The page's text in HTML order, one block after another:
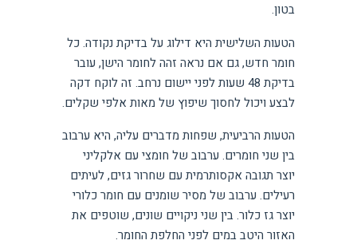
בטון.
הטעות השלישית היא דילוג על בדיקת נקודה. כל
חומר חדש, גם אם נראה זהה לחומר הישן, עובר
בדיקת 48 שעות לפני יישום נרחב. זה לוקח דקה
לבצע ויכול לחסוך שיפוץ של מאות אלפי שקלים.
הטעות הרביעית, שפחות מדברים עליה, היא ערבוב
בין שני חומרים. ערבוב של חומצי עם אלקליני
יוצר תגובה אקסותרמית עם שחרור גזים, לעיתים
רעילים. ערבוב של מסיר שומנים עם חומר כלורי
יוצר גז כלור. בין שני ניקויים שונים, שוטפים את
האזור היטב במים לפני החלפת החומר.